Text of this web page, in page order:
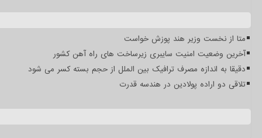
متا از نخست وزیر هند پوزش خواست
آخرین وضعیت امنیت سایبری زیرساخت های راه آهن کشور
دقیقا به اندازه مصرف ترافیک بین الملل از حجم بسته کسر می شود
تلاقی دو اراده پولادین در هندسه قدرت